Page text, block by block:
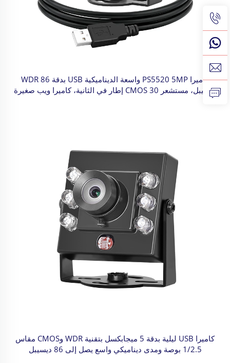
كاميرا PS5520 5MP واسعة الديناميكية USB بدقة WDR 86
ديسيبل، مستشعر CMOS 30 إطار في الثانية، كاميرا ويب صغيرة
كاميرا USB ليلية بدقة 5 ميجابكسل بتقنية WDR وCMOS مقاس
1/2.5 بوصة ومدى ديناميكي واسع يصل إلى 86 ديسيبل